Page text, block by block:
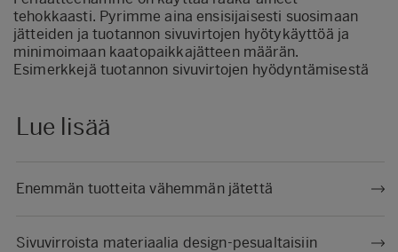
tehokkaasti. Pyrimme aina ensisijaisesti suosimaan
jätteiden ja tuotannon sivuvirtojen hyötykäyttöä ja
minimoimaan kaatopaikkajätteen määrän.
Esimerkkejä tuotannon sivuvirtojen hyödyntämisestä
Lue lisää
Enemmän tuotteita vähemmän jätettä
Sivuvirroista materiaalia design-pesualtaisiin